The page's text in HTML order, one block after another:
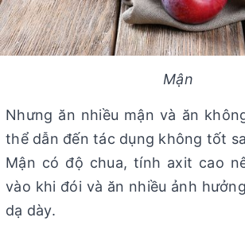
Mận
Nhưng ăn nhiều mận và ăn
thể dẫn đến tác dụng không tốt
Mận có độ chua, tính axit cao
vào khi đói và ăn nhiều ảnh
dạ dày.